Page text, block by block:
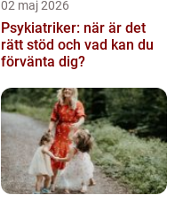
02 maj 2026
Psykiatriker: när är det
rätt stöd och vad kan du
förvänta dig?